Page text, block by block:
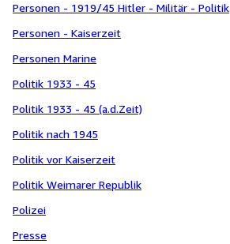
Personen - 1919/45 Hitler - Militär - Politik
Personen - Kaiserzeit
Personen Marine
Politik 1933 - 45
Politik 1933 - 45 (a.d.Zeit)
Politik nach 1945
Politik vor Kaiserzeit
Politik Weimarer Republik
Polizei
Presse